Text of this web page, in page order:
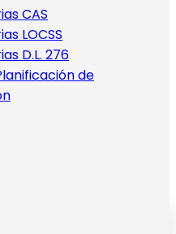
CAS
LOCSS
D.L. 276
de